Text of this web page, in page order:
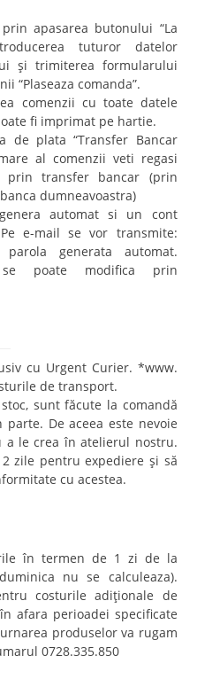
apasarea butonului “La
tuturor datelor
şi trimiterea formularului
“Plaseaza comanda”.
comenzii cu toate datele
fi imprimat pe hartie.
de plata “Transfer Bancar
al comenzii veti regasi
prin transfer bancar (prin
dumneavoastra)
automat si un cont
e-mail se vor transmite:
generata automat.
poate modifica prin
cu Urgent Curier. *www.
de transport.
sunt făcute la comandă
De aceea este nevoie
a le crea în atelierul nostru.
zile pentru expediere şi să
cu acestea.
în termen de 1 zi de la
nu se calculeaza).
costurile adiţionale de
afara perioadei specificate
produselor va rugam
0728.335.850